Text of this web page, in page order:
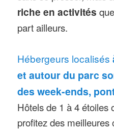
riche en activités
part ailleurs.
Hébergeurs localisés
et autour du parc
des week-ends,
Hôtels de 1 à 4 étoiles
profitez des